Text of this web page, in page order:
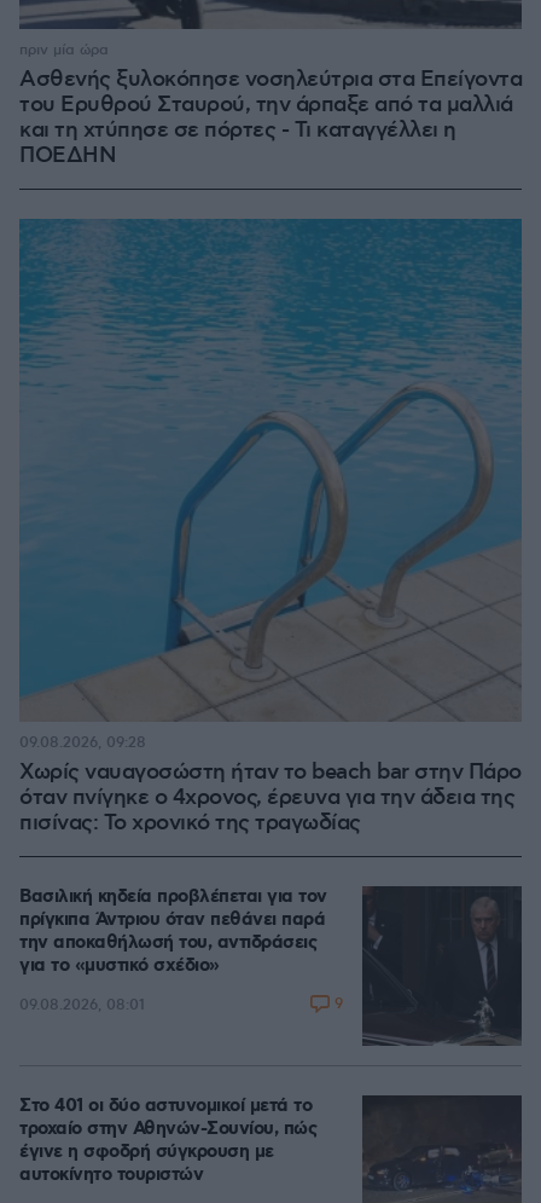
Ασθενής ξυλοκόπησε νοσηλεύτρια στα Επείγοντα
του Ερυθρού Σταυρού, την άρπαξε από τα μαλλιά
και τη χτύπησε σε πόρτες - Τι καταγγέλλει η
ΠΟΕΔΗΝ
πριν μία ώρα
Χωρίς ναυαγοσώστη ήταν το beach bar στην Πάρο
όταν πνίγηκε ο 4χρονος, έρευνα για την άδεια της
πισίνας: Το χρονικό της τραγωδίας
09.08.2026, 09:28
Βασιλική κηδεία προβλέπεται για τον
πρίγκιπα Άντριου όταν πεθάνει παρά
την αποκαθήλωσή του, αντιδράσεις
για το «μυστικό σχέδιο»
09.08.2026, 08:01 9
Στο 401 οι δύο αστυνομικοί μετά το
τροχαίο στην Αθηνών-Σουνίου, πώς
έγινε η σφοδρή σύγκρουση με
αυτοκίνητο τουριστών